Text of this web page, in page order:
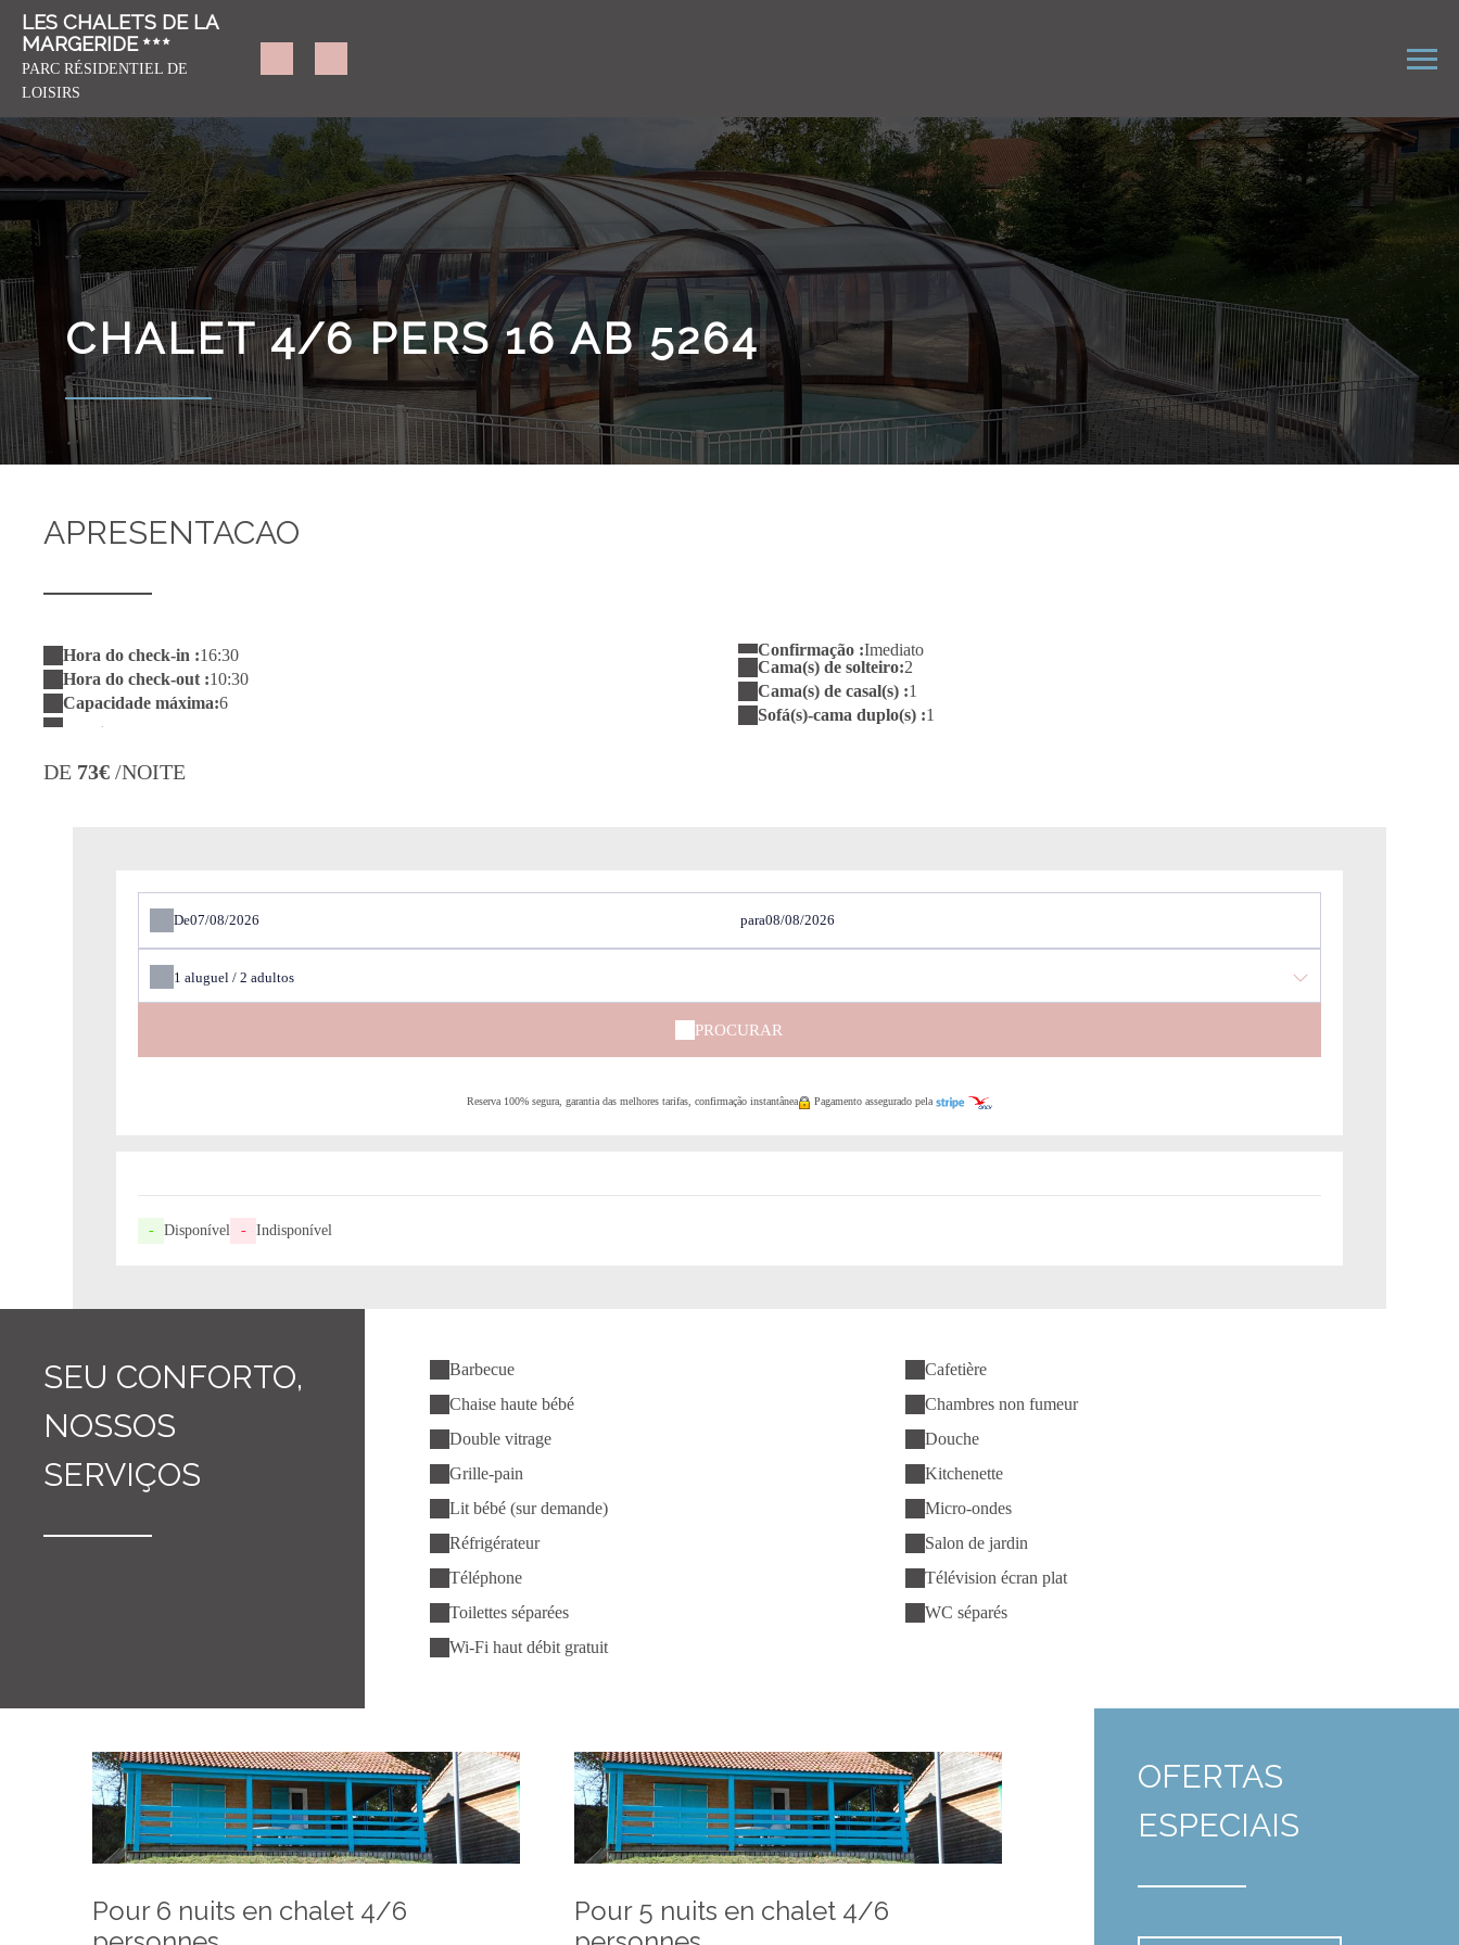
LES CHALETS DE LA
MARGERIDE
PARC RÉSIDENTIEL DE
LOISIRS
CHALET 4/6 PERS 16 AB 5264
APRESENTACAO
Hora do check-in :16:30
Hora do check-out :10:30
Capacidade máxima:6
Confirmação :Imediato
Cama(s) de solteiro:2
Cama(s) de casal(s) :1
Sofá(s)-cama duplo(s) :1
DE 73€ /NOITE
De para
1aluguel /2adultos
PROCURAR
Reserva 100% segura, garantia das melhores tarifas, confirmação instantânea Pagamento assegurado pela
- Disponível - Indisponível
SEU CONFORTO,
NOSSOS
SERVIÇOS
Barbecue
Cafetière
Chaise haute bébé
Chambres non fumeur
Double vitrage
Douche
Grille-pain
Kitchenette
Lit bébé (sur demande)
Micro-ondes
Réfrigérateur
Salon de jardin
Téléphone
Télévision écran plat
Toilettes séparées
WC séparés
Wi-Fi haut débit gratuit
OFERTAS
ESPECIAIS
Pour 6 nuits en chalet 4/6
Pour 5 nuits en chalet 4/6